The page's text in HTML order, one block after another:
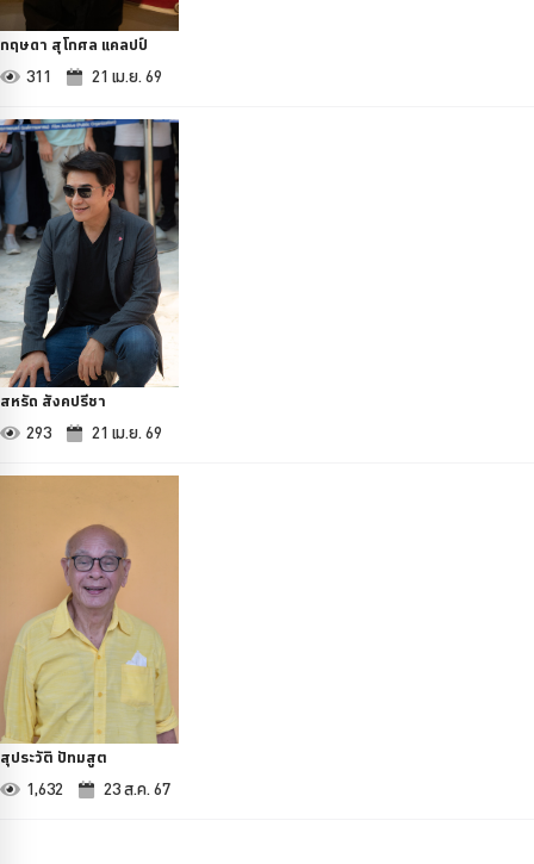
กฤษดา สุโกศล แคลปป์
311 21 เม.ย. 69
สหรัถ สังคปรีชา
293 21 เม.ย. 69
สุประวัติ ปัทมสูต
1,632 23 ส.ค. 67